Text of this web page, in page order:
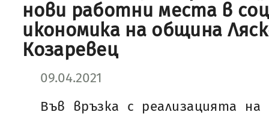
нови работни места в
икономика на община
Козаревец
09.04.2021
Във връзка с реализацията на